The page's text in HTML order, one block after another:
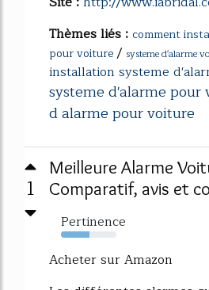
Thèmes liés : comment
pour voiture/ systeme d'alarme
installation systeme
systeme d'alarme pour
d alarme pour voiture
1
Meilleure Alarme
Comparatif, avis et
Pertinence
52%
Acheter sur Amazon